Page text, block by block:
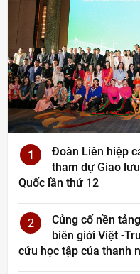
1
Đoàn Liên hiệp
tham dự Giao
Quốc lần thứ 12
2
Củng cố nền
biên giới Việt -
cứu học tập của thanh